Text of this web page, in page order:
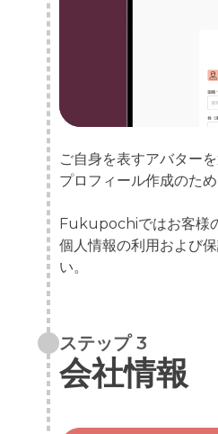
ご自身を表すアバター
プロフィール作成のた
Fukupochiではお客様
個人情報の利用および
い。
ステップ 3
会社情報